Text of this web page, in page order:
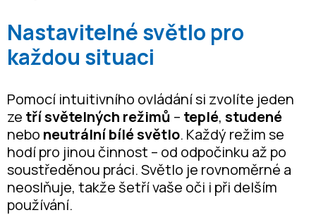
Nastavitelné světlo pro
každou situaci
Pomocí intuitivního ovládání si zvolíte jeden
ze tří světelných režimů – teplé, studené
nebo neutrální bílé světlo. Každý režim se
hodí pro jinou činnost – od odpočinku až po
soustředěnou práci. Světlo je rovnoměrné a
neoslňuje, takže šetří vaše oči i při delším
používání.